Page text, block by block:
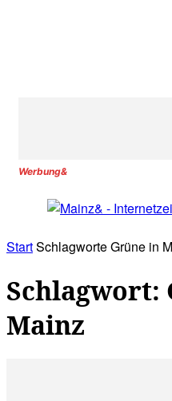
Werbung&
StartSchlagworteGrüne in
Schlagwort:
Mainz